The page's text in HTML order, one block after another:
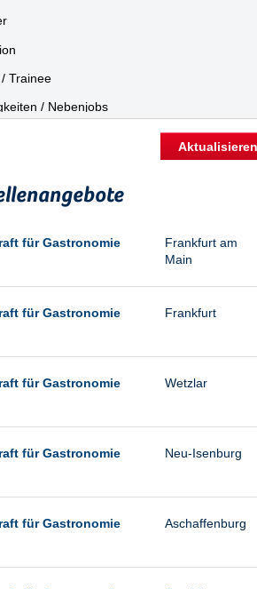
Main
Trainee
/ Nebenjobs
für Gastronomie
Frankfurt am
Main
für Gastronomie
Frankfurt
für Gastronomie
Wetzlar
für Gastronomie
Neu-Isenburg
für Gastronomie
Aschaffenburg